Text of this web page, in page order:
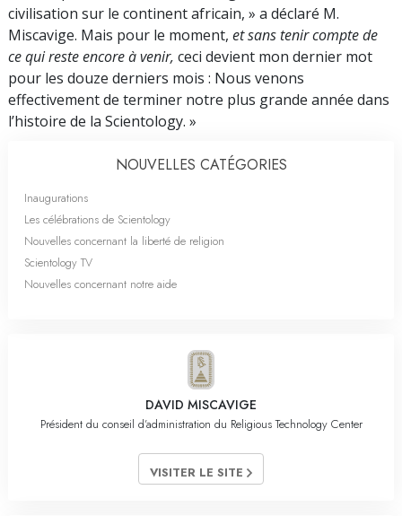
civilisation sur le continent africain, » a déclaré M.
Miscavige. Mais pour le moment, et sans tenir compte de
ce qui reste encore à venir, ceci devient mon dernier mot
pour les douze derniers mois : Nous venons
effectivement de terminer notre plus grande année dans
l’histoire de la Scientology. »
NOUVELLES CATÉGORIES
Inaugurations
Les célébrations de Scientology
Nouvelles concernant la liberté de religion
Scientology TV
Nouvelles concernant notre aide
DAVID MISCAVIGE
Président du conseil d’administration du Religious Technology Center
VISITER LE SITE